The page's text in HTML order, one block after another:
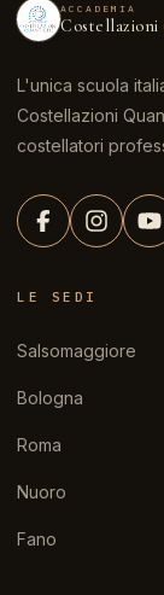
ACCADEMIA
Costellazioni
L'unica scuola
Costellazioni
costellatori
LE SEDI
Salsomaggiore
Bologna
Roma
Nuoro
Fano